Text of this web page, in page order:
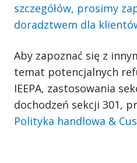
szczegółów, prosimy
doradztwem dla
Aby zapoznać się z
temat potencjalnych
IEEPA, zastosowania
dochodzeń sekcji 301,
Polityka handlowa &